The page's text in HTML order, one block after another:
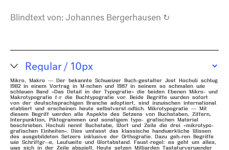
Blindtext von: Johannes Bergerhausen ↻
Mikro, Makro — Der bekannte Schweizer Buch-​gestalter Jost Hochuli schlug
1982 in einem Vortrag in München und 1987 in seinem so schmalen wie
schlauen Band »Das Detail in der Typo​grafie« die beiden Ebenen Mikro- und
Makrotypografie für die Buchtypografie vor. Beide Begriffe wurden sofort
von der deutschsprachigen Branche adoptiert, sind inzwischen international
etabliert und erscheinen heute selbstverständlich. Mikrotypografie — Mit
diesem Begriff werden alle Aspekte des Setzens von Buchstaben, Ziffern,
Interpunktion, Piktogrammen und sonstigem typo- grafischen Material
beschrieben. Hochuli nennt Buchstabe, Wort und Zeile die drei »mikrotypo-
grafischen Einheiten«. Dies umfasst das klassische handwerkliche Wissen
des ausgebildeten Setzers inklusive der Orthografie. Dazu gehören Begriffe
wie Schriftgröße, Laufweite und Wortabstand. Faust-regel: es geht um alles,
was sich in der Zeile abspielt. Heute setzen Milliarden Tastaturverwender